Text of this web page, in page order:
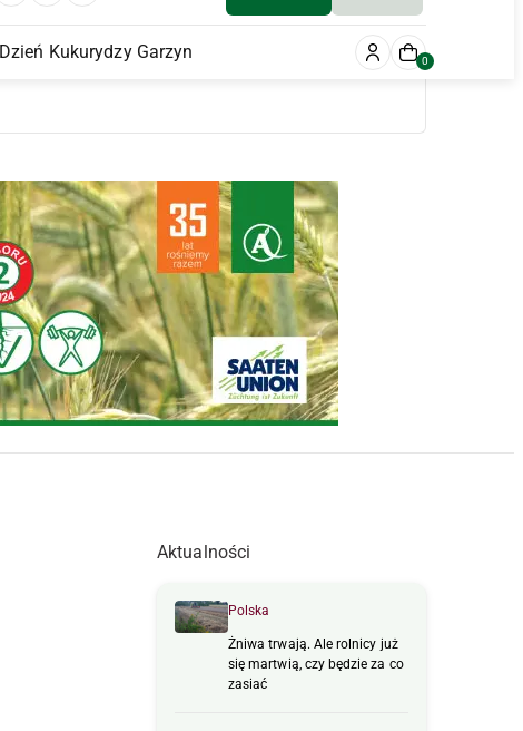
Dzień Kukurydzy Garzyn 0
Aktualności
Polska
Żniwa trwają. Ale rolnicy już
się martwią, czy będzie za co
zasiać